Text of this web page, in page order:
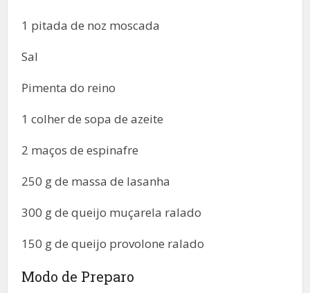
1 pitada de noz moscada
Sal
Pimenta do reino
1 colher de sopa de azeite
2 maços de espinafre
250 g de massa de lasanha
300 g de queijo muçarela ralado
150 g de queijo provolone ralado
Modo de Preparo